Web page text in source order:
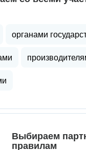
органами
Выбираем
правилам